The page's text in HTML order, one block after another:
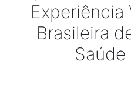
Experiência
Brasileira
Saúde